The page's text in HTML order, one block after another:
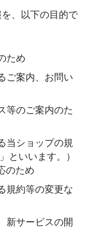
、以下の目的で
ため
ご案内、お問い
等のご案内のた
当ショップの規
といいます。）
のため
規約等の変更な
新サービスの開